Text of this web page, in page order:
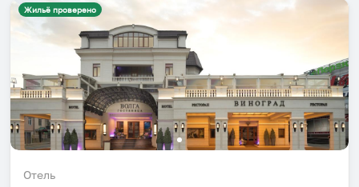
Жильё проверено
Отель